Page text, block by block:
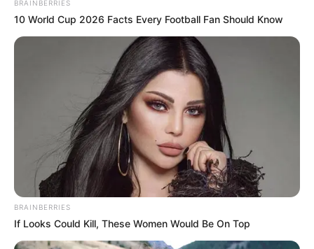
Vierge vos numéros fétiches pour
Vous pouvez faire un mixte en sélectionnant
directement vos numéros fétiches sur la grille.
En validant vous obtiendrez une grille complète.
BRAINBERRIES
10 World Cup 2026 Facts Every Football Fan Should Know
BRAINBERRIES
If Looks Could Kill, These Women Would Be On Top